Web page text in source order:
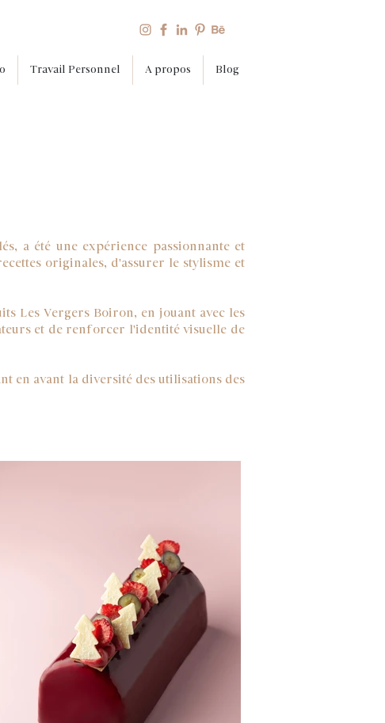
Travail Personnel A propos Blog
a été une expérience passionnante et
originales, d'assurer le stylisme et
Les Vergers Boiron, en jouant avec les
et de renforcer l'identité visuelle de
en avant la diversité des utilisations des